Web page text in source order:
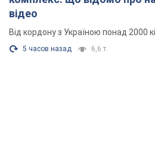
відео
Від кордону з Україною понад 2000
5 часов назад 6,6 т.